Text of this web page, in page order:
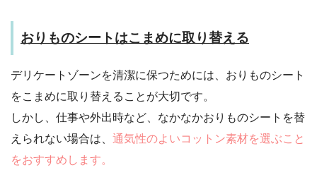
おりものシートはこまめに取り替える
デリケートゾーンを清潔に保つためには、おりものシート
をこまめに取り替えることが大切です。
しかし、仕事や外出時など、なかなかおりものシートを替
えられない場合は、 通気性のよいコットン素材を選ぶこと
をおすすめします。